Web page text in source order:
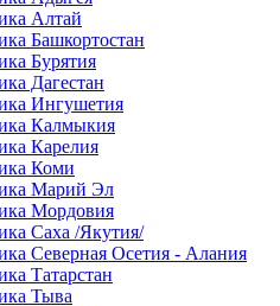
Алтай
Башкортостан
Бурятия
Дагестан
Ингушетия
Калмыкия
Карелия
Коми
Марий Эл
Мордовия
Саха /Якутия/
Северная Осетия - Алания
Татарстан
Тыва